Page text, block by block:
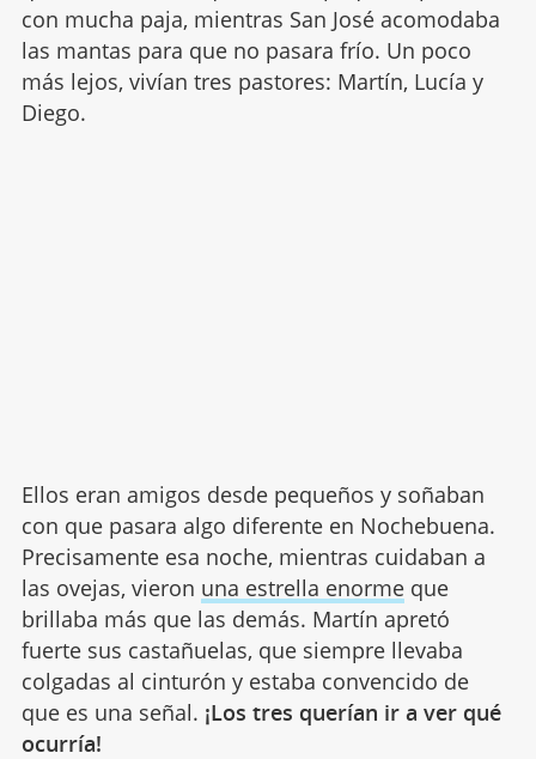
con mucha paja, mientras San José acomodaba
las mantas para que no pasara frío. Un poco
más lejos, vivían tres pastores: Martín, Lucía y
Diego.
Ellos eran amigos desde pequeños y soñaban
con que pasara algo diferente en Nochebuena.
Precisamente esa noche, mientras cuidaban a
las ovejas, vieron una estrella enormeque
brillaba más que las demás. Martín apretó
fuerte sus castañuelas, que siempre llevaba
colgadas al cinturón y estaba convencido de
que es una señal. ¡Los tres querían ir a ver qué
ocurría!